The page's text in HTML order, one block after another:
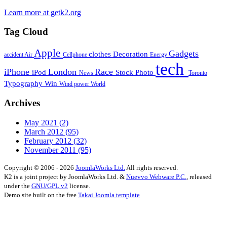
Learn more at getk2.org
Tag Cloud
accidentAir Apple Cellphone clothes Decoration Energy Gadgets
iPhone iPod London News Race Stock Photo tech Toronto
Typography Win Wind power World
Archives
May 2021 (2)
March 2012 (95)
February 2012 (32)
November 2011 (95)
Copyright © 2006 - 2026 JoomlaWorks Ltd. All rights reserved.
K2 is a joint project by JoomlaWorks Ltd. & Nuevvo Webware P.C.
, released
under the GNU/GPL v2 license.
Demo site built on the free Takai Joomla template